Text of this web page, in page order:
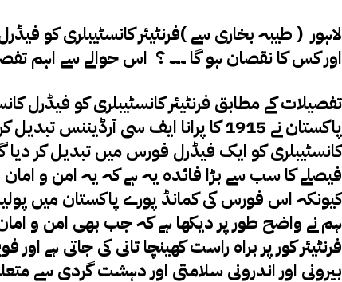
اور کس کا نقصان ہو گا ۔۔۔ ؟ اس حوالے سے اہم
پاکستان نے 1915 کا پرانا ایف سی
کانسٹیبلری کو ایک فیڈرل فورس میں تبدیل کر
فیصلے کا سب سے بڑا فائدہ یہ ہے کہ یہ امن و
کیونکہ اس فورس کی کمانڈ پورے پاکستان میں
ہم نے واضح طور پر دیکھا ہے کہ جب بھی امن و
فرنٹیئر کور پر براہ راست کھینچا تانی کی جاتی ہے
بیرونی اور اندرونی سلامتی اور دہشت گردی سے